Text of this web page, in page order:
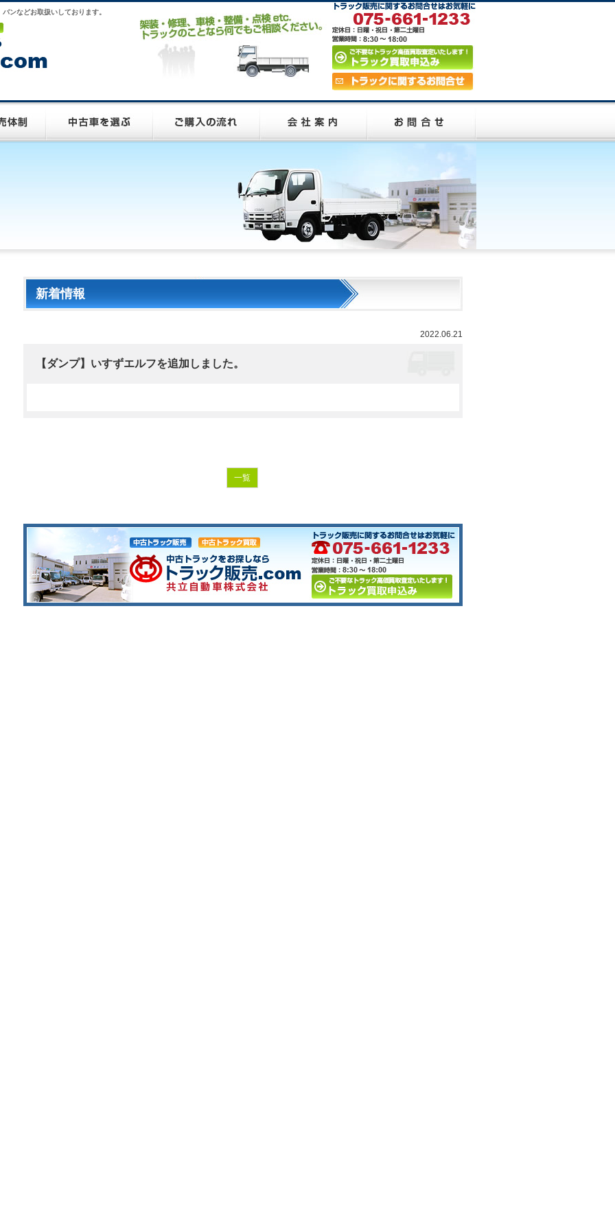
ンなどお取扱いしております。
新着情報
2022.06.21
【ダンプ】いすずエルフを追加しました。
一覧